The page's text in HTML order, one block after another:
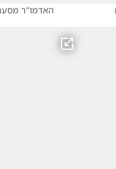
האדמו"ר